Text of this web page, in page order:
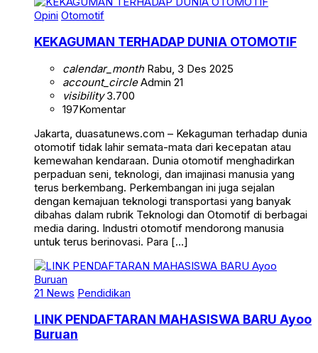
Opini Otomotif
KEKAGUMAN TERHADAP DUNIA OTOMOTIF
calendar_monthRabu, 3 Des 2025
account_circleAdmin 21
visibility3.700
197Komentar
Jakarta, duasatunews.com – Kekaguman terhadap dunia
otomotif tidak lahir semata-mata dari kecepatan atau
kemewahan kendaraan. Dunia otomotif menghadirkan
perpaduan seni, teknologi, dan imajinasi manusia yang
terus berkembang. Perkembangan ini juga sejalan
dengan kemajuan teknologi transportasi yang banyak
dibahas dalam rubrik Teknologi dan Otomotif di berbagai
media daring. Industri otomotif mendorong manusia
untuk terus berinovasi. Para […]
21 News Pendidikan
LINK PENDAFTARAN MAHASISWA BARU Ayoo
Buruan